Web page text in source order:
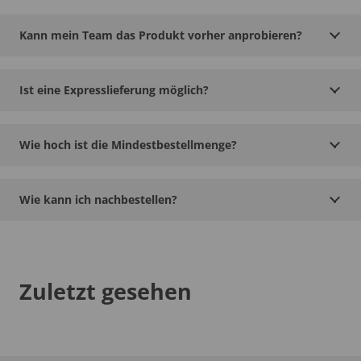
Kann mein Team das Produkt vorher anprobieren?
Ist eine Expresslieferung möglich?
Wie hoch ist die Mindestbestellmenge?
Wie kann ich nachbestellen?
Zuletzt gesehen